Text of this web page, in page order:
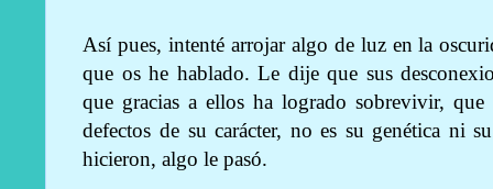
Así pues, intenté arrojar algo de luz en la
que os he hablado. Le dije que sus
que gracias a ellos ha logrado sobrevivir,
defectos de su carácter, no es su genética ni
hicieron, algo le pasó.